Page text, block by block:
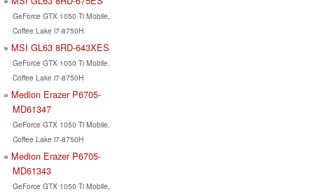
GeForce GTX 1050 Ti Mobile,
Coffee Lake i7-8750H
MSI GL63 8RD-643XES
GeForce GTX 1050 Ti Mobile,
Coffee Lake i7-8750H
Medion Erazer P6705-
MD61347
GeForce GTX 1050 Ti Mobile,
Coffee Lake i7-8750H
Medion Erazer P6705-
MD61343
GeForce GTX 1050 Ti Mobile,